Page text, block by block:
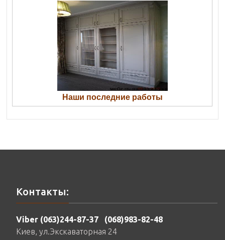
Наши последние работы
Контакты:
Viber (063)244-87-37
(068)983-82-48
Киев, ул.Экскаваторная 24